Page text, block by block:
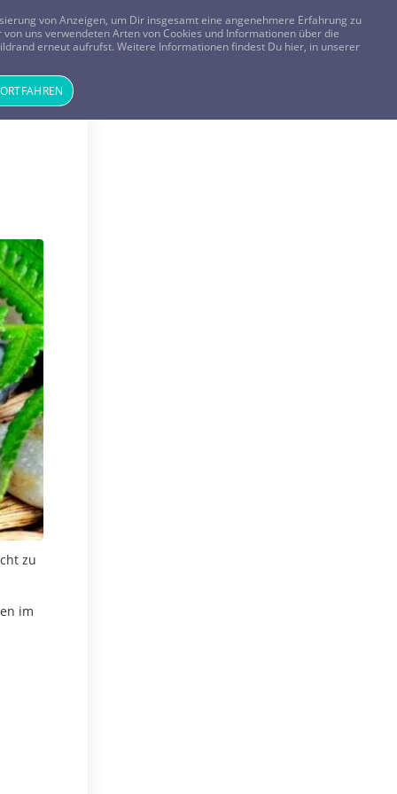
FRAGEN? KOSTENLOS ANRUFEN: 0800-8478266
Magazin ANMELDEN REGISTRIEREN
zu
im
von Anzeigen, um Dir insgesamt eine angenehmere Erfahrung zu
uns verwendeten Arten von Cookies und Informationen über die
erneut aufrufst. Weitere Informationen findest Du hier, in unserer